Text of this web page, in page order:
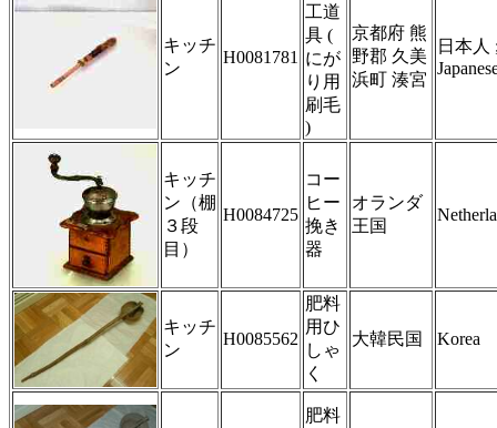
キッチ
ン
H0081781
工道
具 (
にが
り用
刷毛
)
京都府 熊
野郡 久美
浜町 湊宮
日本人
キッチ
ン（棚
３段
目）
H0084725
コー
ヒー
挽き
器
オランダ
王国
キッチ
ン
H0085562
肥料
用ひ
しゃ
く
大韓民国 Korea
肥料